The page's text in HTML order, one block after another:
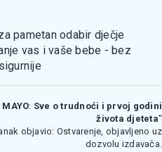
pametan odabir dječje
vas i vaše bebe - bez
: Sve o trudnoći i prvoj godini
života djeteta"
objavio: Ostvarenje, objavljeno uz
dozvolu izdavača.